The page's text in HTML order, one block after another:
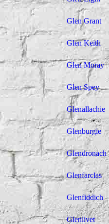
Glen Grant
Glen Keith
Glen Moray
Glen Spey
Glenallachie
Glenburgie
Glendronach
Glenfarclas
Glenfiddich
Glenlivet